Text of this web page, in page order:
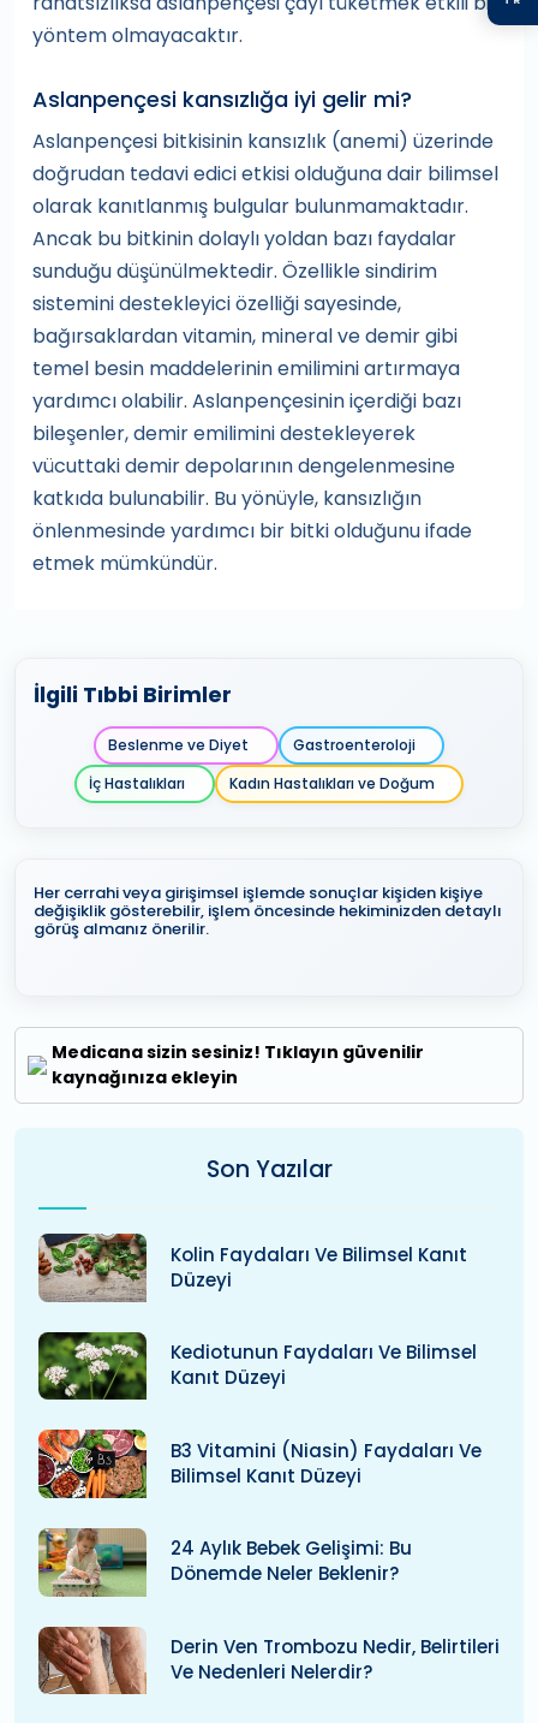
yöntem olmayacaktır.
Aslanpençesi kansızlığa iyi gelir mi?
Aslanpençesi bitkisinin kansızlık (anemi) üzerinde
doğrudan tedavi edici etkisi olduğuna dair bilimsel
olarak kanıtlanmış bulgular bulunmamaktadır.
Ancak bu bitkinin dolaylı yoldan bazı faydalar
sunduğu düşünülmektedir. Özellikle sindirim
sistemini destekleyici özelliği sayesinde,
bağırsaklardan vitamin, mineral ve demir gibi
temel besin maddelerinin emilimini artırmaya
yardımcı olabilir. Aslanpençesinin içerdiği bazı
bileşenler, demir emilimini destekleyerek
vücuttaki demir depolarının dengelenmesine
katkıda bulunabilir. Bu yönüyle, kansızlığın
önlenmesinde yardımcı bir bitki olduğunu ifade
etmek mümkündür.
İlgili Tıbbi Birimler
Beslenme ve Diyet
Gastroenteroloji
İç Hastalıkları
Kadın Hastalıkları ve Doğum
Her cerrahi veya girişimsel işlemde sonuçlar kişiden kişiye
değişiklik gösterebilir, işlem öncesinde hekiminizden detaylı
görüş almanız önerilir.
Medicana sizin sesiniz! Tıklayın güvenilir
kaynağınıza ekleyin
Son Yazılar
Kolin Faydaları Ve Bilimsel Kanıt
Düzeyi
Kediotunun Faydaları Ve Bilimsel
Kanıt Düzeyi
B3 Vitamini (niasin) Faydaları Ve
Bilimsel Kanıt Düzeyi
24 Aylık Bebek Gelişimi: Bu
Dönemde Neler Beklenir?
Derin Ven Trombozu Nedir, Belirtileri
Ve Nedenleri Nelerdir?